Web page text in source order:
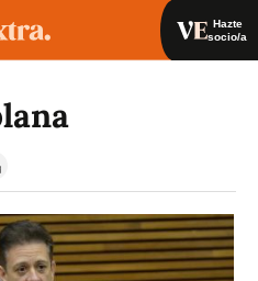
Hazte
socio/a